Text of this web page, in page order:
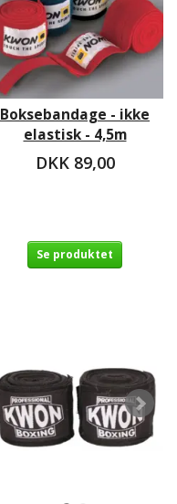
Boksebandage - ikke
elastisk - 4,5m
DKK 89,00
Se produktet